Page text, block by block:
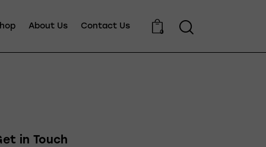
About Us Contact Us
0
in Touch